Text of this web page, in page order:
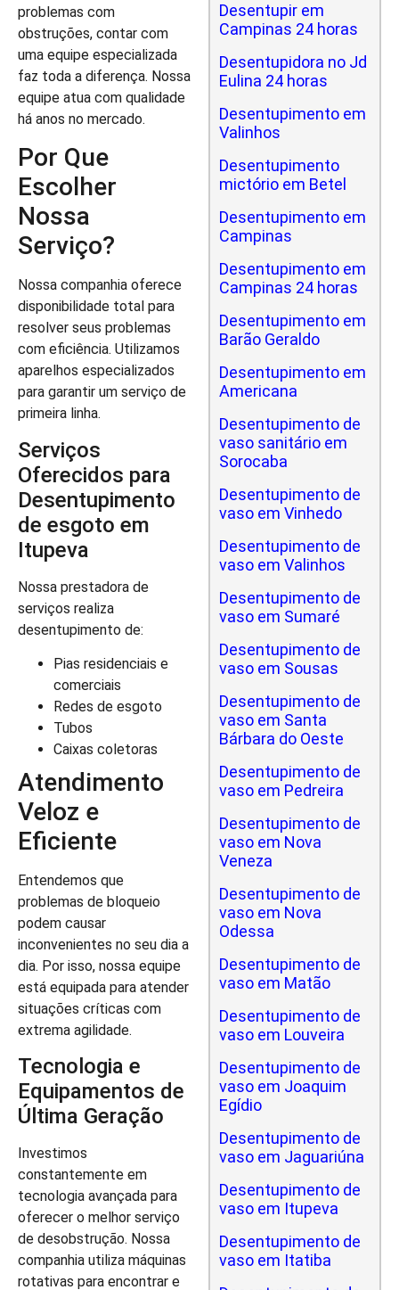
problemas com
obstruções, contar com
uma equipe especializada
faz toda a diferença. Nossa
equipe atua com qualidade
há anos no mercado.
Por Que
Escolher
Nossa
Serviço?
Nossa companhia oferece
disponibilidade total para
resolver seus problemas
com eficiência. Utilizamos
aparelhos especializados
para garantir um serviço de
primeira linha.
Serviços
Oferecidos para
Desentupimento
de esgoto em
Itupeva
Nossa prestadora de
serviços realiza
desentupimento de:
Pias residenciais e
comerciais
Redes de esgoto
Tubos
Caixas coletoras
Atendimento
Veloz e
Eficiente
Entendemos que
problemas de bloqueio
podem causar
inconvenientes no seu dia a
dia. Por isso, nossa equipe
está equipada para atender
situações críticas com
extrema agilidade.
Tecnologia e
Equipamentos de
Última Geração
Investimos
constantemente em
tecnologia avançada para
oferecer o melhor serviço
de desobstrução. Nossa
companhia utiliza máquinas
rotativas para encontrar e
Desentupir em
Campinas 24 horas
Desentupidora no Jd
Eulina 24 horas
Desentupimento em
Valinhos
Desentupimento
mictório em Betel
Desentupimento em
Campinas
Desentupimento em
Campinas 24 horas
Desentupimento em
Barão Geraldo
Desentupimento em
Americana
Desentupimento de
vaso sanitário em
Sorocaba
Desentupimento de
vaso em Vinhedo
Desentupimento de
vaso em Valinhos
Desentupimento de
vaso em Sumaré
Desentupimento de
vaso em Sousas
Desentupimento de
vaso em Santa
Bárbara do Oeste
Desentupimento de
vaso em Pedreira
Desentupimento de
vaso em Nova
Veneza
Desentupimento de
vaso em Nova
Odessa
Desentupimento de
vaso em Matão
Desentupimento de
vaso em Louveira
Desentupimento de
vaso em Joaquim
Egídio
Desentupimento de
vaso em Jaguariúna
Desentupimento de
vaso em Itupeva
Desentupimento de
vaso em Itatiba